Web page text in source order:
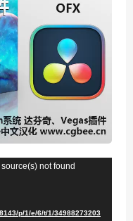
not found
p/1/e/6/t/1/34988273203